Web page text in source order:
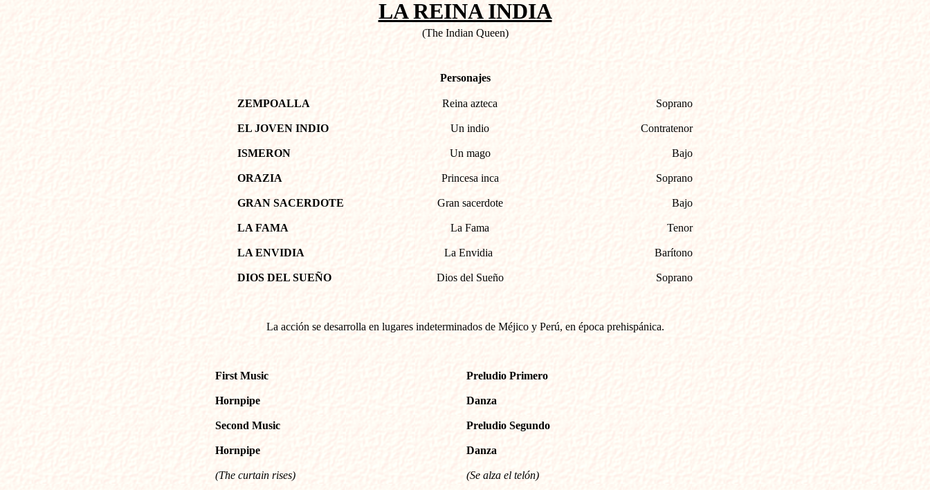
LA REINA INDIA
(The Indian Queen)
Personajes
ZEMPOALLA
EL JOVEN INDIO
ISMERON
ORAZIA
GRAN SACERDOTE
LA FAMA
LA ENVIDIA
DIOS DEL SUEÑO
Reina azteca
Un indio
Un mago
Princesa inca
Gran sacerdote
La Fama
La Envidia
Dios del Sueño
Soprano
Contratenor
Bajo
Soprano
Bajo
Tenor
Barítono
Soprano
La acción se desarrolla en lugares indeterminados de Méjico y Perú, en época prehispánica.
First Music
Hornpipe
Second Music
Hornpipe
(The curtain rises)
Preludio Primero
Danza
Preludio Segundo
Danza
(Se alza el telón)